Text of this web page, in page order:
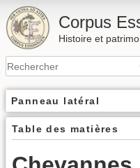
Corpus
Histoire et
Panneau latéral
Table des matières